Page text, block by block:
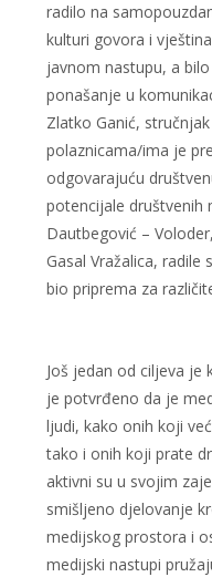
radilo na
kulturi govora i
javnom nastupu, a
ponašanje u
Zlatko Ganić,
polaznicama/ima je
odgovarajuću
potencijale društvenih
Dautbegović –
Gasal Vražalica, radile
bio priprema za
Još jedan od ciljeva je
je potvrđeno da je
ljudi, kako onih koji
tako i onih koji prate
aktivni su u svojim
smišljeno djelovanje
medijskog prostora i
medijski nastupi